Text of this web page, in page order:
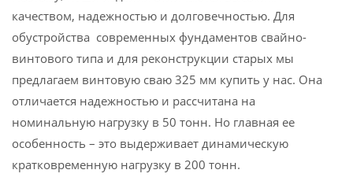
качеством, надежностью и долговечностью. Для
обустройства современных фундаментов свайно-
винтового типа и для реконструкции старых мы
предлагаем винтовую сваю 325 мм купить у нас. Она
отличается надежностью и рассчитана на
номинальную нагрузку в 50 тонн. Но главная ее
особенность – это выдерживает динамическую
кратковременную нагрузку в 200 тонн.